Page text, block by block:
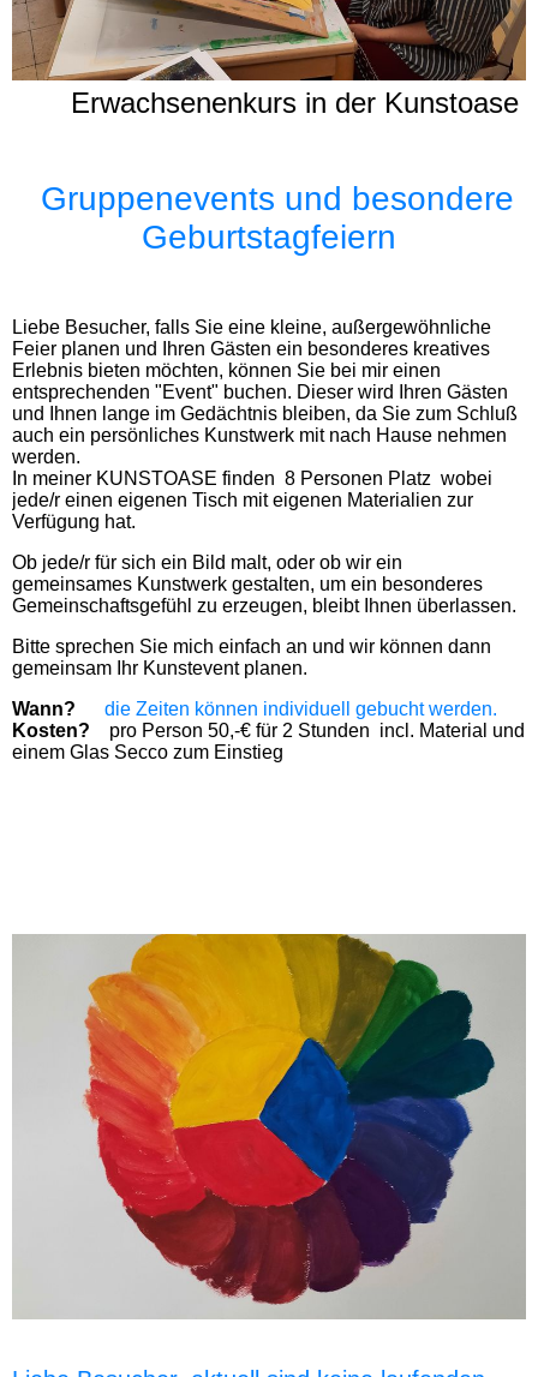
Erwachsenenkurs in der Kunstoase
Gruppenevents und besondere
Geburtstagfeiern
Liebe Besucher, falls Sie eine kleine, außergewöhnliche
Feier planen und Ihren Gästen ein besonderes kreatives
Erlebnis bieten möchten, können Sie bei mir einen
entsprechenden "Event" buchen. Dieser wird Ihren Gästen
und Ihnen lange im Gedächtnis bleiben, da Sie zum Schluß
auch ein persönliches Kunstwerk mit nach Hause nehmen
werden.
In meiner KUNSTOASE finden 8 Personen Platz wobei
jede/r einen eigenen Tisch mit eigenen Materialien zur
Verfügung hat.
Ob jede/r für sich ein Bild malt, oder ob wir ein
gemeinsames Kunstwerk gestalten, um ein besonderes
Gemeinschaftsgefühl zu erzeugen, bleibt Ihnen überlassen.
Bitte sprechen Sie mich einfach an und wir können dann
gemeinsam Ihr Kunstevent planen.
Wann?
die Zeiten können individuell gebucht werden.
Kosten?
pro Person 50,-€ für 2 Stunden incl. Material und
einem Glas Secco zum Einstieg